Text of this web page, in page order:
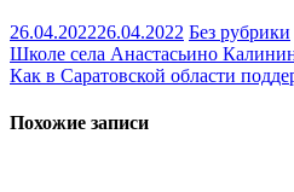
26.04.202226.04.2022 Без рубрики
Навигация
по
записям
Школе села Анастасьино
Как в Саратовской области
Похожие записи